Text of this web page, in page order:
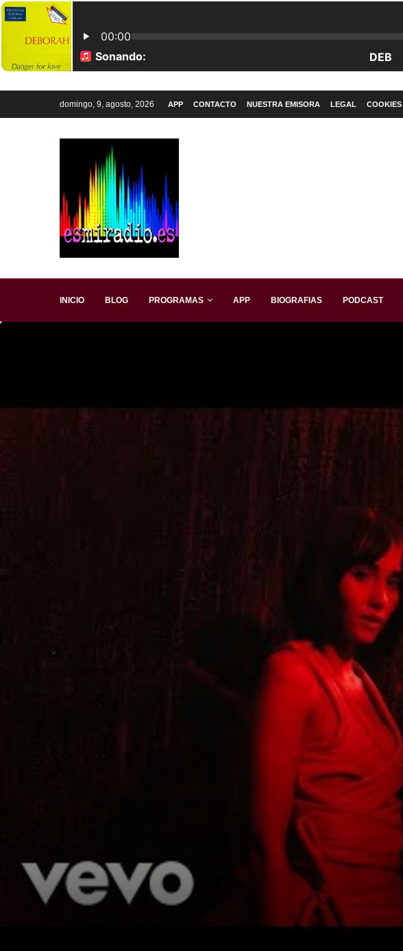
domingo, 9, agosto, 2026 APP CONTACTO NUESTRA EMISORA LEGAL COOKIES
INICIO BLOG PROGRAMAS APP BIOGRAFIAS PODCAST